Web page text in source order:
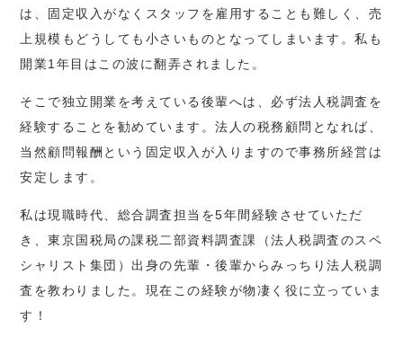
は、固定収入がなくスタッフを雇用することも難しく、売
上規模もどうしても小さいものとなってしまいます。私も
開業1年目はこの波に翻弄されました。
そこで独立開業を考えている後輩へは、必ず法人税調査を
経験することを勧めています。法人の税務顧問となれば、
当然顧問報酬という固定収入が入りますので事務所経営は
安定します。
私は現職時代、総合調査担当を5年間経験させていただ
き、東京国税局の課税二部資料調査課（法人税調査のスペ
シャリスト集団）出身の先輩・後輩からみっちり法人税調
査を教わりました。現在この経験が物凄く役に立っていま
す！